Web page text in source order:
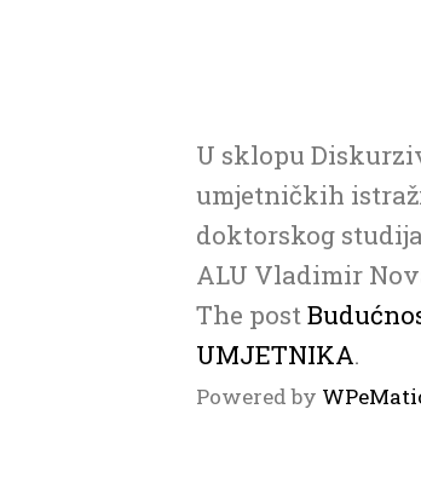
U sklopu
umjetničkih
doktorskog
ALU Vladimir
The post
UMJETNIKA.
Powered by